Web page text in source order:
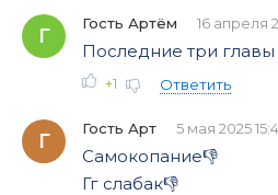
Г
Гость Артём 16 апреля
Последние три
+1 Ответить
Г
Гость Арт 5 мая 2025
Самокопание👎
Гг слабак👎